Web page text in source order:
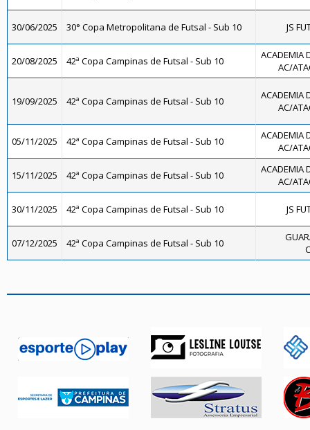
30/06/2025 30° Copa Metropolitana de Futsal - Sub 10 JS
20/08/2025 42ª Copa Campinas de Futsal - Sub 10
ACADEMIA
AC/
19/09/2025 42ª Copa Campinas de Futsal - Sub 10
ACADEMIA
AC/
05/11/2025 42ª Copa Campinas de Futsal - Sub 10
ACADEMIA
AC/
15/11/2025 42ª Copa Campinas de Futsal - Sub 10
ACADEMIA
AC/
30/11/2025 42ª Copa Campinas de Futsal - Sub 10 JS
07/12/2025 42ª Copa Campinas de Futsal - Sub 10